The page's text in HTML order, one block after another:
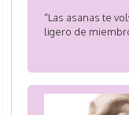
“Las asanas te
ligero de